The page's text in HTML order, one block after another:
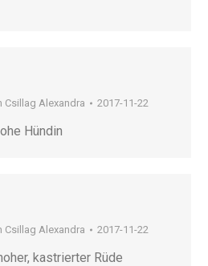
Csillag Alexandra 2017-11-22
Hündin
Csillag Alexandra 2017-11-22
kastrierter Rüde